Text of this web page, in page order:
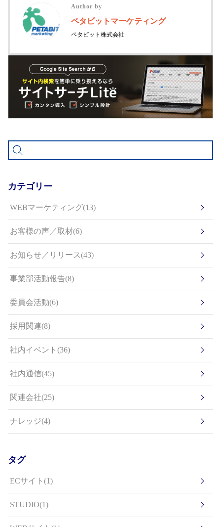
Author by
ペタビットマーケティング
ペタビット株式会社
カテゴリー
WEBマーケティング(13)
お客様の声／取材(6)
お知らせ／リリース(43)
事業部活動報告(8)
委員会活動(6)
採用関連(8)
社内イベント(36)
社内通信(45)
関連会社(25)
ナレッジ(4)
タグ
ECサイト(1)
STUDIO(1)